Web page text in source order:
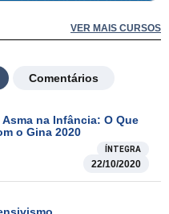
VER MAIS CURSOS
Comentários
o Gina 2020
ÍNTEGRA
22/10/2020